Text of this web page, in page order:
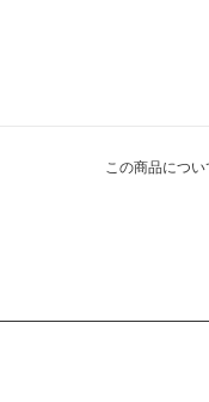
この商品につ